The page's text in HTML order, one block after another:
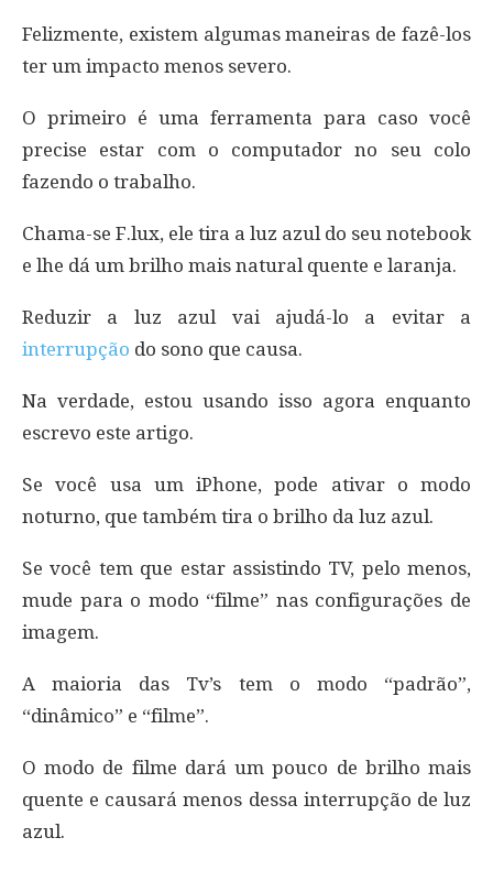
Felizmente, existem algumas maneiras de fazê-los
ter um impacto menos severo.
O primeiro é uma ferramenta para caso você
precise estar com o computador no seu colo
fazendo o trabalho.
Chama-se F.lux, ele tira a luz azul do seu notebook
e lhe dá um brilho mais natural quente e laranja.
Reduzir a luz azul vai ajudá-lo a evitar a
interrupção do sono que causa.
Na verdade, estou usando isso agora enquanto
escrevo este artigo.
Se você usa um iPhone, pode ativar o modo
noturno, que também tira o brilho da luz azul.
Se você tem que estar assistindo TV, pelo menos,
mude para o modo “filme” nas configurações de
imagem.
A maioria das Tv’s tem o modo “padrão”,
“dinâmico” e “filme”.
O modo de filme dará um pouco de brilho mais
quente e causará menos dessa interrupção de luz
azul.